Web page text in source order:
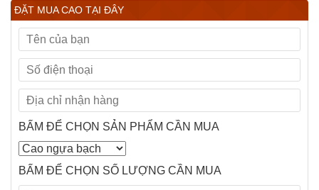
ĐẶT MUA CAO TẠI ĐÂY
BẤM ĐỂ CHỌN SẢN PHẨM CẦN MUA
BẤM ĐỂ CHỌN SỐ LƯỢNG CẦN MUA